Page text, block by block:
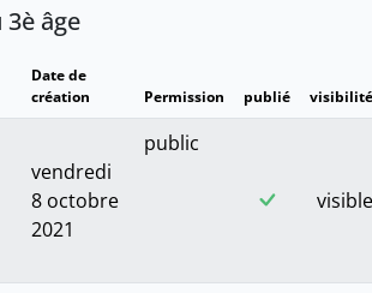
âge
Date de
création
Permission publié visibilité
vendredi
8 octobre
2021
public
visible